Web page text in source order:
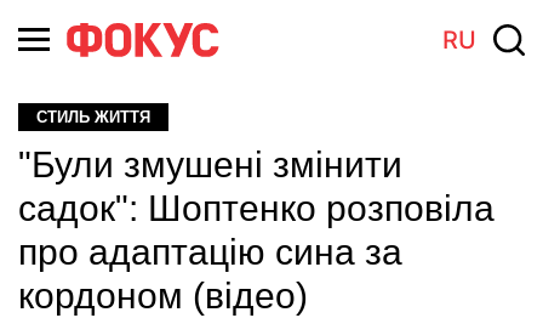
RU
СТИЛЬ ЖИТТЯ
"Були змушені змінити
садок": Шоптенко розповіла
про адаптацію сина за
кордоном (відео)